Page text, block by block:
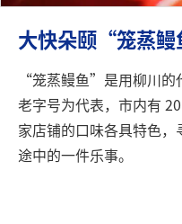
大快朵颐“笼蒸鳗
“笼蒸鳗鱼”是用柳川的
老字号为代表，市内有
家店铺的口味各具特色
途中的一件乐事。